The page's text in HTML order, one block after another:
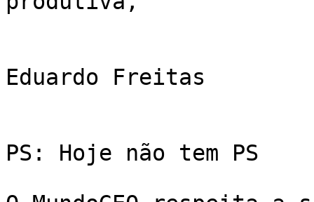
Eduardo Freitas
PS: Hoje não tem PS